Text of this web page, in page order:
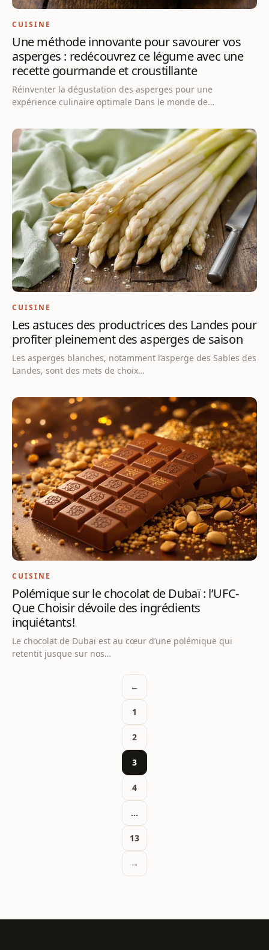
CUISINE
Une méthode innovante pour savourer vos
asperges : redécouvrez ce légume avec une
recette gourmande et croustillante
Réinventer la dégustation des asperges pour une
expérience culinaire optimale Dans le monde de…
CUISINE
Les astuces des productrices des Landes pour
profiter pleinement des asperges de saison
Les asperges blanches, notamment l’asperge des Sables des
Landes, sont des mets de choix…
CUISINE
Polémique sur le chocolat de Dubaï : l’UFC-
Que Choisir dévoile des ingrédients
inquiétants!
Le chocolat de Dubaï est au cœur d’une polémique qui
retentit jusque sur nos…
Pagination des
←
1
2
3
4
…
13
→